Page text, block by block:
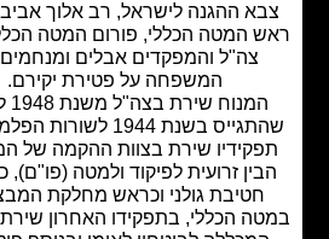
ההגנה לישראל, רב אלוך אביב כוכבי,
המטה הכללי, פורום המטה הכללי, חיילי
צה"ל והמפקדים אבלים ומנחמים את
המשפחה על פטירת יקירם.
המנוח שירת בצה"ל משנת 1948 לאחר
שהתגייס בשנת 1944 לשורות הפלמ"ח. בין
שירת בצוות ההקמה של המכללה
זרועית לפיקוד ולמטה (פו"ם), כמפקד
חטיבת גולני וכראש מחלקת המבצעים
הכללי, בתפקידו האחרון שירת כמפקד